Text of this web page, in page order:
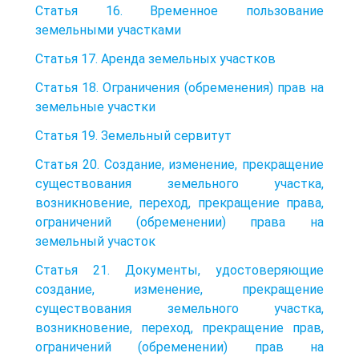
Статья 16. Временное пользование
земельными участками
Статья 17. Аренда земельных участков
Статья 18. Ограничения (обременения) прав на
земельные участки
Статья 19. Земельный сервитут
Статья 20. Создание, изменение, прекращение
существования земельного участка,
возникновение, переход, прекращение права,
ограничений (обременении) права на
земельный участок
Статья 21. Документы, удостоверяющие
создание, изменение, прекращение
существования земельного участка,
возникновение, переход, прекращение прав,
ограничений (обременении) прав на